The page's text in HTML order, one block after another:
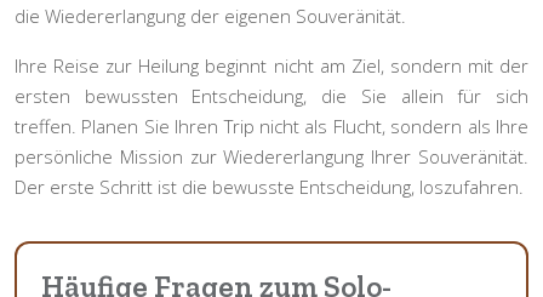
die Wiedererlangung der eigenen Souveränität.
Ihre Reise zur Heilung beginnt nicht am Ziel, sondern mit der
ersten bewussten Entscheidung, die Sie allein für sich
treffen. Planen Sie Ihren Trip nicht als Flucht, sondern als Ihre
persönliche Mission zur Wiedererlangung Ihrer Souveränität.
Der erste Schritt ist die bewusste Entscheidung, loszufahren.
Häufige Fragen zum Solo-